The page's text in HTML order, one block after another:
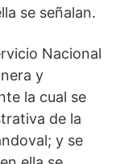
se señalan.
Nacional
y
la cual se
de la
y se